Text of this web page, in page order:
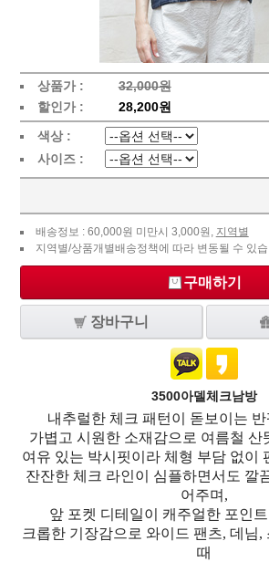
상품가 :
32,000원
할인가 :
28,200원
색상 :
사이즈 :
배송정보 : 60,000원 미만시 3,000원, 지역별
지역별/상품개별배송정책에 따라 변동될 수 있
구매하기
장바구니
3500아델체크남방
내추럴한 체크 패턴이 돋보이는
가볍고 시원한 소재감으로 여름철 산
여유 있는 박시핏이라 체형 부담 없이
잔잔한 체크 라인이 심플하면서도 깔
어주며,
앞 포켓 디테일이 캐주얼한 포인
크롭한 기장감으로 와이드 팬츠, 데님,
때